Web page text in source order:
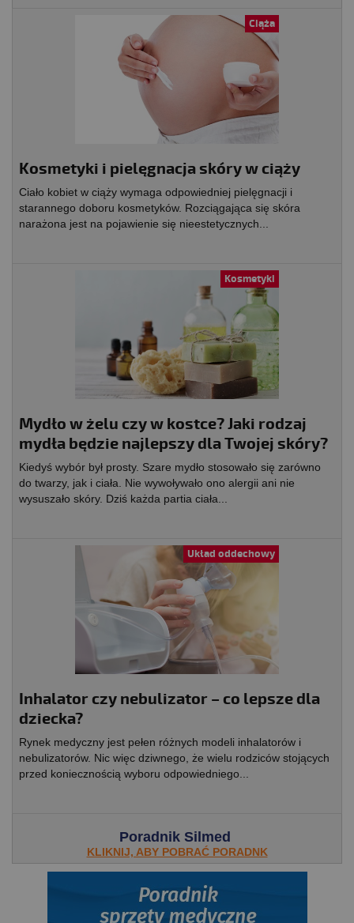
Ciąża
Kosmetyki i pielęgnacja skóry w ciąży
Ciało kobiet w ciąży wymaga odpowiedniej pielęgnacji i
starannego doboru kosmetyków. Rozciągająca się skóra
narażona jest na pojawienie się nieestetycznych...
Kosmetyki
Mydło w żelu czy w kostce? Jaki rodzaj
mydła będzie najlepszy dla Twojej skóry?
Kiedyś wybór był prosty. Szare mydło stosowało się zarówno
do twarzy, jak i ciała. Nie wywoływało ono alergii ani nie
wysuszało skóry. Dziś każda partia ciała...
Układ oddechowy
Inhalator czy nebulizator – co lepsze dla
dziecka?
Rynek medyczny jest pełen różnych modeli inhalatorów i
nebulizatorów. Nic więc dziwnego, że wielu rodziców stojących
przed koniecznością wyboru odpowiedniego...
Poradnik Silmed
KLIKNIJ, ABY POBRAĆ PORADNK